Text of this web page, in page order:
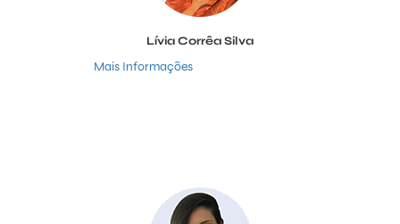
Lívia Corrêa Silva
Mais Informações